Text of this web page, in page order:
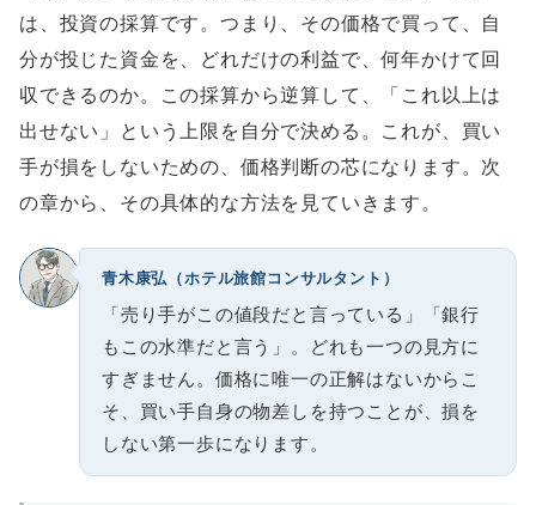
は、投資の採算です。つまり、その価格で買って、自
分が投じた資金を、どれだけの利益で、何年かけて回
収できるのか。この採算から逆算して、「これ以上は
出せない」という上限を自分で決める。これが、買い
手が損をしないための、価格判断の芯になります。次
の章から、その具体的な方法を見ていきます。
青木康弘（ホテル旅館コンサルタント）
「売り手がこの値段だと言っている」「銀行
もこの水準だと言う」。どれも一つの見方に
すぎません。価格に唯一の正解はないからこ
そ、買い手自身の物差しを持つことが、損を
しない第一歩になります。